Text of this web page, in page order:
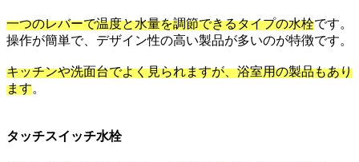
一つのレバーで温度と水量を調節できるタイプの水栓です。
操作が簡単で、デザイン性の高い製品が多いのが特徴です。
キッチンや洗面台でよく見られますが、浴室用の製品もあり
ます。
タッチスイッチ水栓